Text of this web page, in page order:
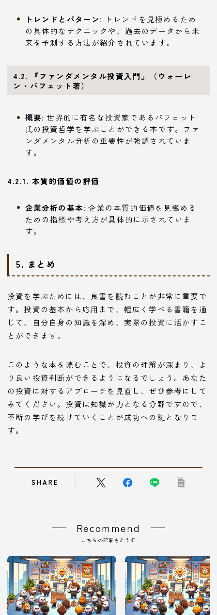
トレンドとパターン: トレンドを見極めるため
の具体的なテクニックや、過去のデータから未
来を予測する方法が紹介されています。
4.2. 『ファンダメンタル投資入門』（ウォーレ
ン・バフェット著）
概要: 世界的に有名な投資家であるバフェット
氏の投資哲学を学ぶことができる本です。ファ
ンダメンタル分析の重要性が強調されていま
す。
4.2.1. 本質的価値の評価
企業分析の基本: 企業の本質的価値を見極める
ための指標や考え方が具体的に示されていま
す。
5. まとめ
投資を学ぶためには、良書を読むことが非常に重要で
す。投資の基本から応用まで、幅広く学べる書籍を通
じて、自分自身の知識を深め、実際の投資に活かすこ
とができます。
このような本を読むことで、投資の理解が深まり、よ
り良い投資判断ができるようになるでしょう。あなた
の投資に対するアプローチを見直し、ぜひ参考にして
みてください。投資は知識が力となる分野ですので、
不断の学びを続けていくことが成功への鍵となりま
す。
SHARE
Recommend
こちらの記事もどうぞ